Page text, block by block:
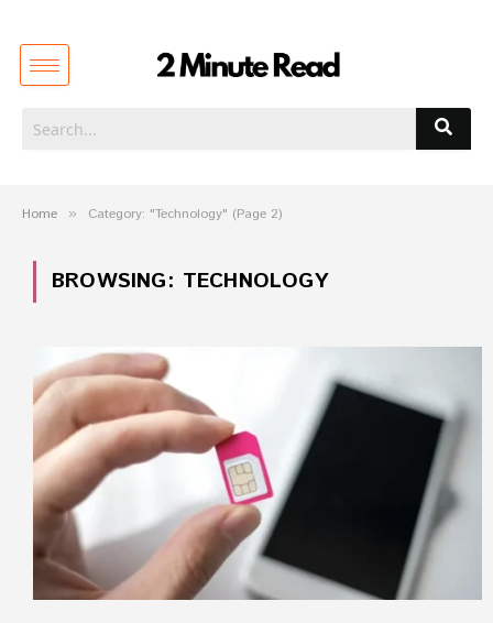
Home » Category: "Technology" (Page 2)
BROWSING: TECHNOLOGY